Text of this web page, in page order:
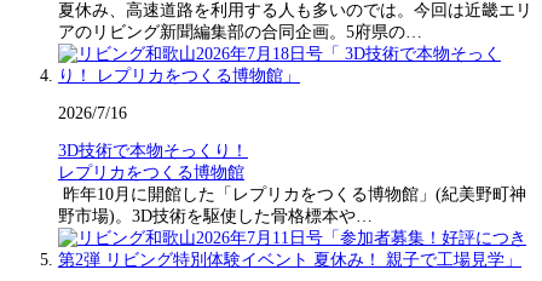
夏休み、高速道路を利用する人も多いのでは。今回は近畿エリ
アのリビング新聞編集部の合同企画。5府県の…
2026/7/16
3D技術で本物そっくり！
レプリカをつくる博物館
昨年10月に開館した「レプリカをつくる博物館」(紀美野町神
野市場)。3D技術を駆使した骨格標本や…